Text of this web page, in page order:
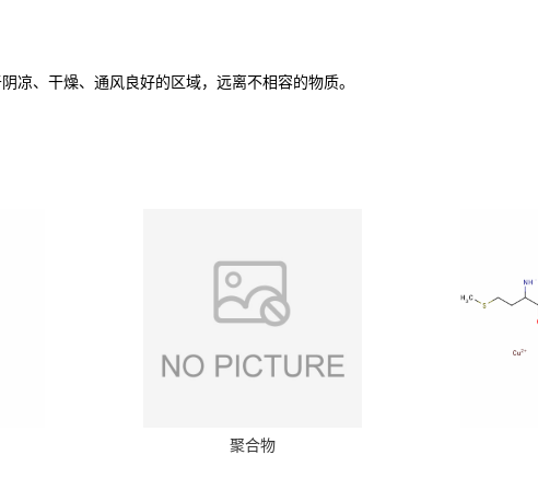
凉、干燥、通风良好的区域，远离不相容的物质。
聚合物